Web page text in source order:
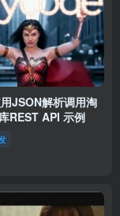
JSON解析调用淘
REST API 示例